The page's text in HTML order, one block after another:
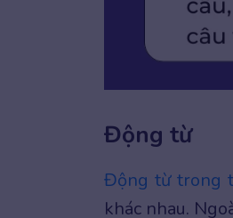
Động từ
Động từ trong
khác nhau.